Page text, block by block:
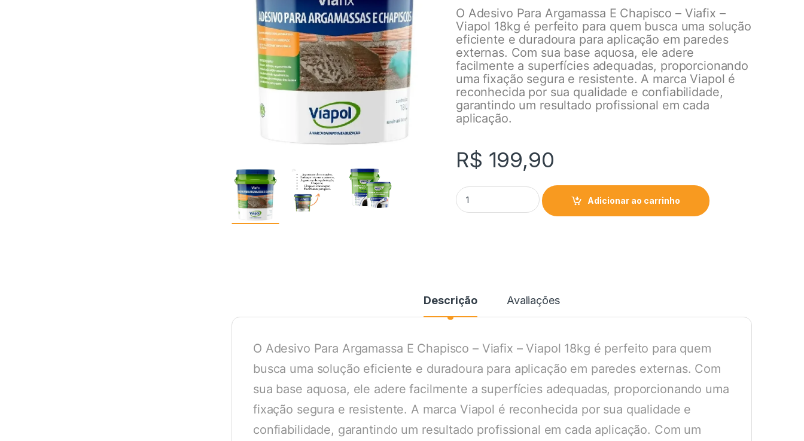
O Adesivo Para Argamassa E Chapisco – Viafix –
Viapol 18kg é perfeito para quem busca uma solução
eficiente e duradoura para aplicação em paredes
externas. Com sua base aquosa, ele adere
facilmente a superfícies adequadas, proporcionando
uma fixação segura e resistente. A marca Viapol é
reconhecida por sua qualidade e confiabilidade,
garantindo um resultado profissional em cada
aplicação.
R$ 199,90
Adicionar ao carrinho
Descrição Avaliações
O Adesivo Para Argamassa E Chapisco – Viafix – Viapol 18kg é perfeito para quem
busca uma solução eficiente e duradoura para aplicação em paredes externas. Com
sua base aquosa, ele adere facilmente a superfícies adequadas, proporcionando uma
fixação segura e resistente. A marca Viapol é reconhecida por sua qualidade e
confiabilidade, garantindo um resultado profissional em cada aplicação. Com um